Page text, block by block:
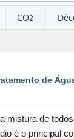
CO2
de
mistura de
é o principal